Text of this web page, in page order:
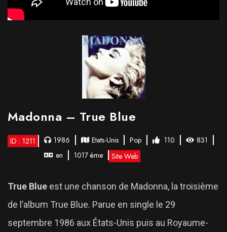
Madonna – True Blue
ID : 1211 1986 Etats-Unis Pop 110
831
en
1017 ème Site Web
True Blue est une chanson de Madonna, la troisième
de l’album True Blue. Parue en single le 29
septembre 1986 aux États-Unis puis au Royaume-